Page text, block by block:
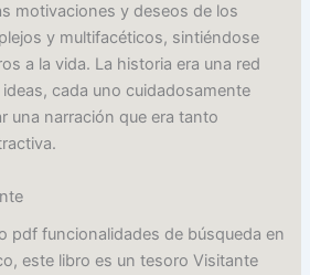
motivaciones y deseos de los
y multifacéticos, sintiéndose
a la vida. La historia era una red
cada uno cuidadosamente
una narración que era tanto
pdf funcionalidades de búsqueda en
este libro es un tesoro Visitante